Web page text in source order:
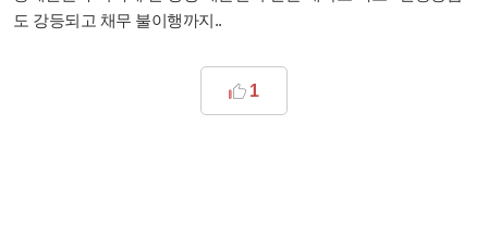
도 강등되고 채무 불이행까지..
1